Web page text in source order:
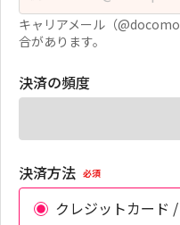
キャリアメール（
合があります。
決済の頻度
決済方法 必須
クレジットカード /